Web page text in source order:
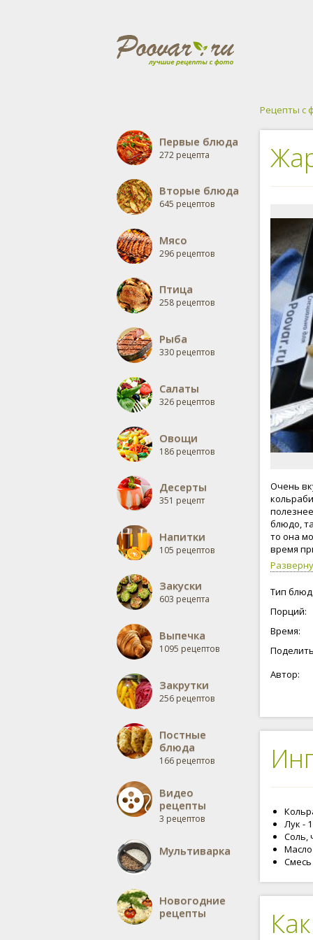
Первые блюда
272 рецепта
Вторые блюда
645 рецептов
Мясо
296 рецептов
Птица
258 рецептов
Рыба
330 рецептов
Салаты
326 рецептов
Овощи
186 рецептов
Десерты
351 рецепт
Напитки
105 рецептов
Закуски
603 рецепта
Выпечка
1095 рецептов
Закрутки
256 рецептов
Постные
блюда
166 рецептов
Видео
рецепты
3 рецептов
Мультиварка
Новогодние
рецепты
Рецепты с
Очень
блюдо,
то она
время
лишние
Из
Тип
Порций:
Время:
Автор:
Лук -
Соль,
Смесь